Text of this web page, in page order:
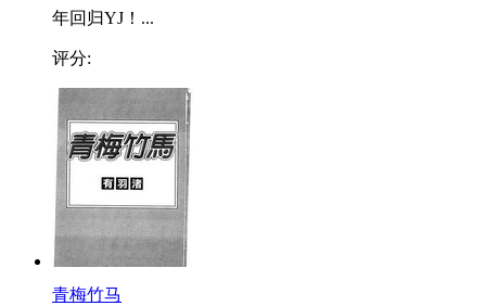
年回归YJ！...
评分:
青梅竹马